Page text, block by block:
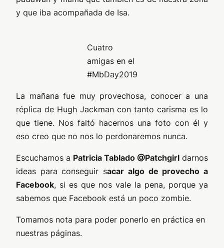
y que iba acompañada de Isa.
Cuatro
amigas en el
#MbDay2019
La mañana fue muy provechosa, conocer a una
réplica de Hugh Jackman con tanto carisma es lo
que tiene. Nos faltó hacernos una foto con él y
eso creo que no nos lo perdonaremos nunca.
Escuchamos a Patricia Tablado @Patchgirl darnos
ideas para conseguir sacar algo de provecho a
Facebook, si es que nos vale la pena, porque ya
sabemos que Facebook está un poco zombie.
Tomamos nota para poder ponerlo en práctica en
nuestras páginas.